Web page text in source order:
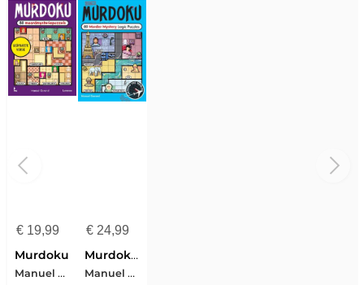
€19,99
Murdoku
Manuel Garand
€24,99
Murdoku Volume 3: Around the World
Manuel Garand